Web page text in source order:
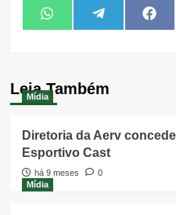
Share
on
WhatsAppShare
on
Telegram
on
Leia Também
Mídia
Diretoria da Aerv
Esportivo Cast
há 9 meses
0
Mídia